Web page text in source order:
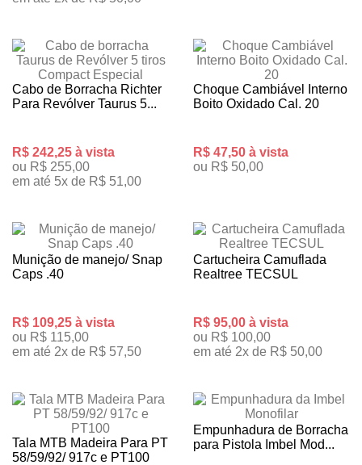
Cabo de Borracha Richter
Para Revólver Taurus 5...
R$ 242,25 à vista
ou R$ 255,00
em até 5x de R$ 51,00
Choque Cambiável Interno
Boito Oxidado Cal. 20
R$ 47,50 à vista
ou R$ 50,00
Munição de manejo/ Snap
Caps .40
R$ 109,25 à vista
ou R$ 115,00
em até 2x de R$ 57,50
Cartucheira Camuflada
Realtree TECSUL
R$ 95,00 à vista
ou R$ 100,00
em até 2x de R$ 50,00
Tala MTB Madeira Para PT
58/59/92/ 917c e PT100
Empunhadura de Borracha
para Pistola Imbel Mod...